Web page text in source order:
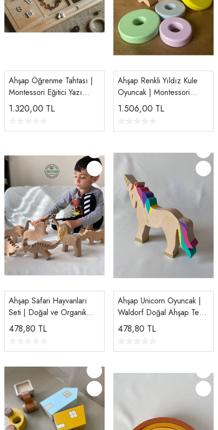
Ahşap Öğrenme Tahtası |
Montessori Eğitici Yazı
Tahtası | Tiny Wood
1.320,00 TL
Ahşap Renkli Yıldız Kule
Oyuncak | Montessori
Eğitici Denge ve Sıralama
Oyuncağı – Tiny Wood
1.506,00 TL
Ahşap Safari Hayvanları
Seti | Doğal ve Organik
Oyuncak
478,80 TL
Ahşap Unicorn Oyuncak |
Waldorf Doğal Ahşap Tek
Boynuzlu At | El Yapımı
Unicorn Figürü
478,80 TL